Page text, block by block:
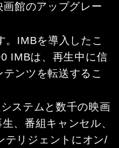
館のアップグレー
IMBを導入したこ
IMBは、再生中に信
ンツを転送するこ
ステムと数千の映画
、番組キャンセル、
テリジェントにオン/